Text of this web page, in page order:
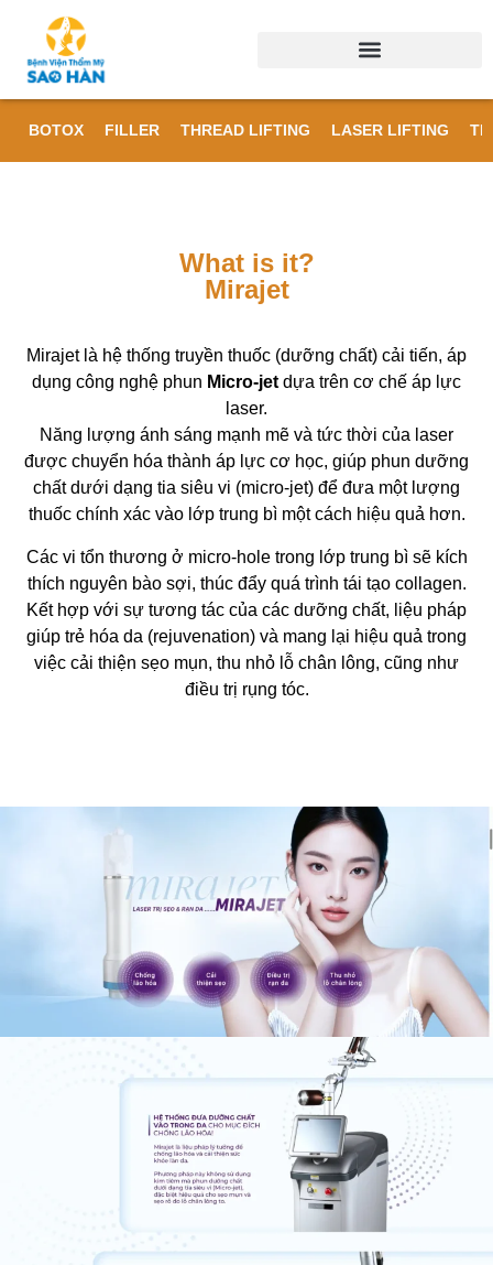
BOTOX FILLER THREAD LIFTING LASER LIFTING
What is it?
Mirajet
Mirajet là hệ thống truyền thuốc (dưỡng chất) cải tiến, áp
dụng công nghệ phun Micro-jet dựa trên cơ chế áp lực
laser.
Năng lượng ánh sáng mạnh mẽ và tức thời của laser
được chuyển hóa thành áp lực cơ học, giúp phun dưỡng
chất dưới dạng tia siêu vi (micro-jet) để đưa một lượng
thuốc chính xác vào lớp trung bì một cách hiệu quả hơn.
Các vi tổn thương ở micro-hole trong lớp trung bì sẽ kích
thích nguyên bào sợi, thúc đẩy quá trình tái tạo collagen.
Kết hợp với sự tương tác của các dưỡng chất, liệu pháp
giúp trẻ hóa da (rejuvenation) và mang lại hiệu quả trong
việc cải thiện sẹo mụn, thu nhỏ lỗ chân lông, cũng như
điều trị rụng tóc.